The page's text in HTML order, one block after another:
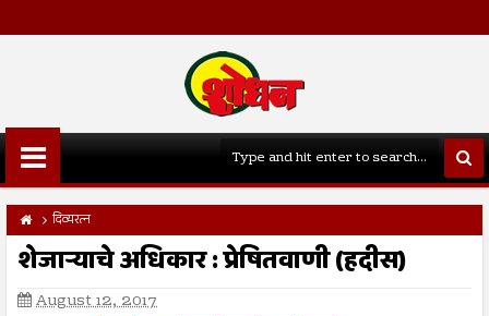
दिव्यरत्न
शेजाऱ्याचे अधिकार : प्रेषितवाणी (हदीस)
August 12, 2017